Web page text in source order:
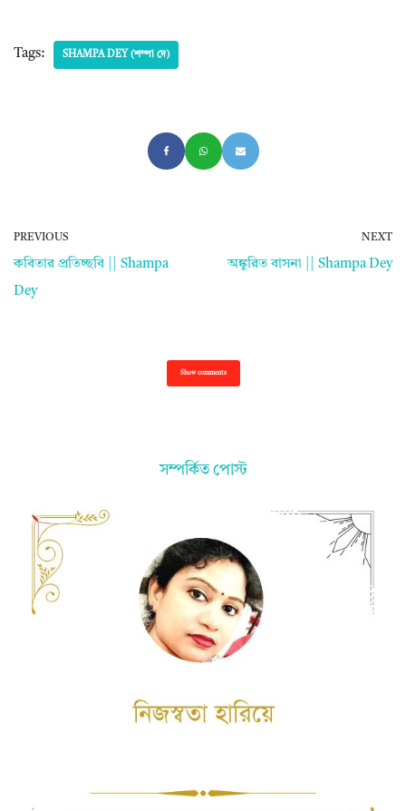
Tags: SHAMPA DEY (শম্পা দে)
PREVIOUS
কবিতার প্রতিচ্ছবি || Shampa
Dey
NEXT
অঙ্কুরিত বাসনা || Shampa Dey
Show comments
সম্পর্কিত পোস্ট